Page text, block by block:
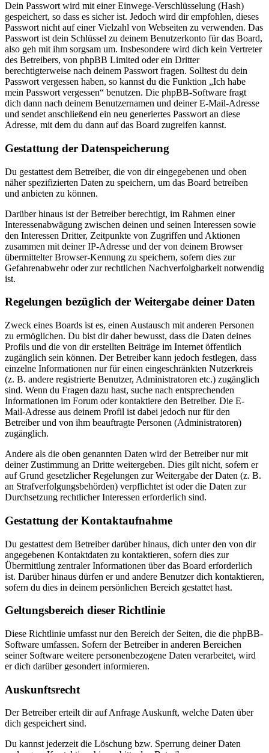
Dein Passwort wird mit einer Einwege-Verschlüsselung (Hash)
gespeichert, so dass es sicher ist. Jedoch wird dir empfohlen, dieses
Passwort nicht auf einer Vielzahl von Webseiten zu verwenden. Das
Passwort ist dein Schlüssel zu deinem Benutzerkonto für das Board,
also geh mit ihm sorgsam um. Insbesondere wird dich kein Vertreter
des Betreibers, von phpBB Limited oder ein Dritter
berechtigterweise nach deinem Passwort fragen. Solltest du dein
Passwort vergessen haben, so kannst du die Funktion „Ich habe
mein Passwort vergessen“ benutzen. Die phpBB-Software fragt
dich dann nach deinem Benutzernamen und deiner E-Mail-Adresse
und sendet anschließend ein neu generiertes Passwort an diese
Adresse, mit dem du dann auf das Board zugreifen kannst.
Gestattung der Datenspeicherung
Du gestattest dem Betreiber, die von dir eingegebenen und oben
näher spezifizierten Daten zu speichern, um das Board betreiben
und anbieten zu können.
Darüber hinaus ist der Betreiber berechtigt, im Rahmen einer
Interessenabwägung zwischen deinen und seinen Interessen sowie
den Interessen Dritter, Zeitpunkte von Zugriffen und Aktionen
zusammen mit deiner IP-Adresse und der von deinem Browser
übermittelter Browser-Kennung zu speichern, sofern dies zur
Gefahrenabwehr oder zur rechtlichen Nachverfolgbarkeit notwendig
ist.
Regelungen bezüglich der Weitergabe deiner Daten
Zweck eines Boards ist es, einen Austausch mit anderen Personen
zu ermöglichen. Du bist dir daher bewusst, dass die Daten deines
Profils und die von dir erstellten Beiträge im Internet öffentlich
zugänglich sein können. Der Betreiber kann jedoch festlegen, dass
einzelne Informationen nur für einen eingeschränkten Nutzerkreis
(z. B. andere registrierte Benutzer, Administratoren etc.) zugänglich
sind. Wenn du Fragen dazu hast, suche nach entsprechenden
Informationen im Forum oder kontaktiere den Betreiber. Die E-
Mail-Adresse aus deinem Profil ist dabei jedoch nur für den
Betreiber und von ihm beauftragte Personen (Administratoren)
zugänglich.
Andere als die oben genannten Daten wird der Betreiber nur mit
deiner Zustimmung an Dritte weitergeben. Dies gilt nicht, sofern er
auf Grund gesetzlicher Regelungen zur Weitergabe der Daten (z. B.
an Strafverfolgungsbehörden) verpflichtet ist oder die Daten zur
Durchsetzung rechtlicher Interessen erforderlich sind.
Gestattung der Kontaktaufnahme
Du gestattest dem Betreiber darüber hinaus, dich unter den von dir
angegebenen Kontaktdaten zu kontaktieren, sofern dies zur
Übermittlung zentraler Informationen über das Board erforderlich
ist. Darüber hinaus dürfen er und andere Benutzer dich kontaktieren,
sofern du dies in deinem persönlichen Bereich gestattet hast.
Geltungsbereich dieser Richtlinie
Diese Richtlinie umfasst nur den Bereich der Seiten, die die phpBB-
Software umfassen. Sofern der Betreiber in anderen Bereichen
seiner Software weitere personenbezogene Daten verarbeitet, wird
er dich darüber gesondert informieren.
Auskunftsrecht
Der Betreiber erteilt dir auf Anfrage Auskunft, welche Daten über
dich gespeichert sind.
Du kannst jederzeit die Löschung bzw. Sperrung deiner Daten